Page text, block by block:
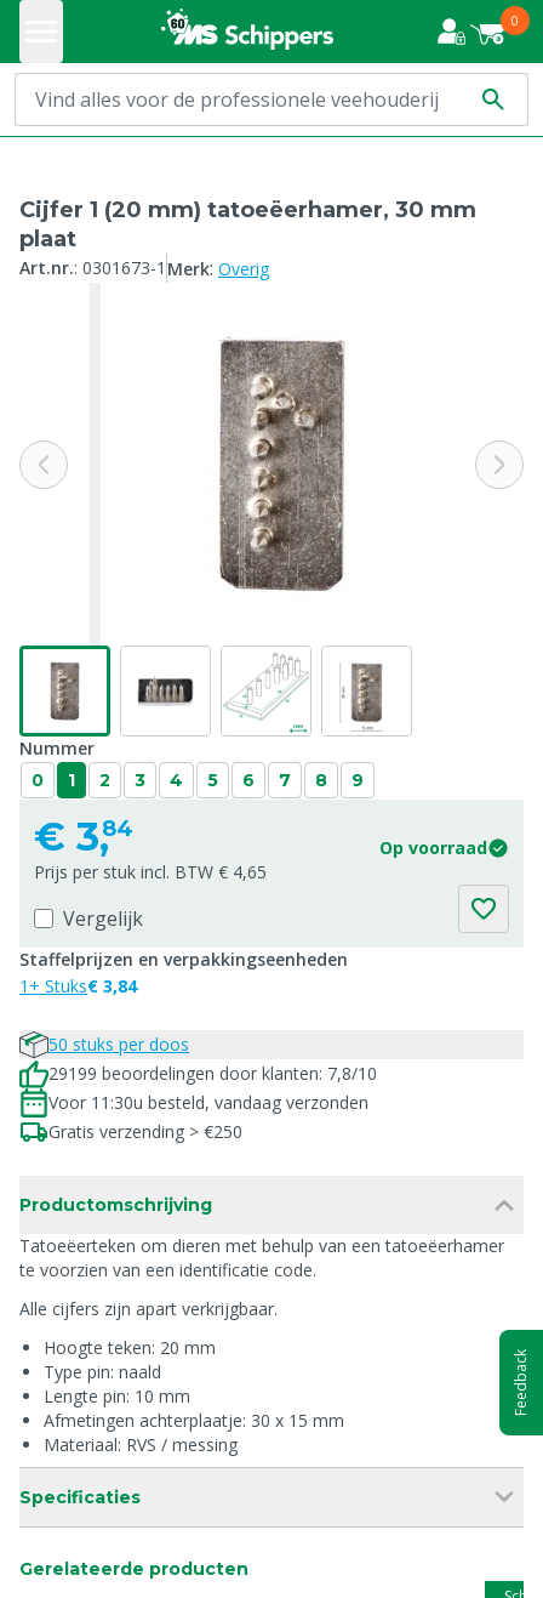
0
Cijfer 1 (20 mm) tatoeëerhamer, 30 mm
plaat
Art.nr.: 0301673-1 Merk: Overig
Nummer
0 1 2 3 4 5 6 7 8 9
€ 3,84
Op voorraad
Prijs per stuk incl. BTW € 4,65
Vergelijk
Staffelprijzen en verpakkingseenheden
1+ Stuks€ 3,84
50 stuks per doos
29199 beoordelingen door klanten: 7,8/10
Voor 11:30u besteld, vandaag verzonden
Gratis verzending > €250
Productomschrijving
Tatoeëerteken om dieren met behulp van een tatoeëerhamer
te voorzien van een identificatie code.
Alle cijfers zijn apart verkrijgbaar.
Hoogte teken: 20 mm
Type pin: naald
Lengte pin: 10 mm
Afmetingen achterplaatje: 30 x 15 mm
Materiaal: RVS / messing
Specificaties
Gerelateerde producten
Feedback